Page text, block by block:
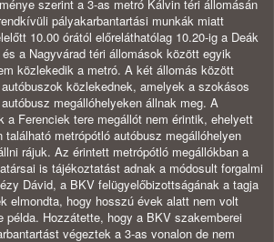
szerint a 3-as metró Kálvin téri állomásán
pályakarbantartási munkák miatt
10.00 órától előreláthatólag 10.20-ig a Deák
a Nagyvárad téri állomások között egyik
közlekedik a metró. A két állomás között
közlekednek, amelyek a szokásos
megállóhelyeken állnak meg. A
a Ferenciek tere megállót nem érintik, ehelyett
található metrópótló autóbusz megállóhelyen
rájuk. Az érintett metrópótló megállókban a
is tájékoztatást adnak a módosult forgalmi
Dávid, a BKV felügyelőbizottságának a tagja
elmondta, hogy hosszú évek alatt nem volt
példa. Hozzátette, hogy a BKV szakemberei
végeztek a 3-as vonalon de nem